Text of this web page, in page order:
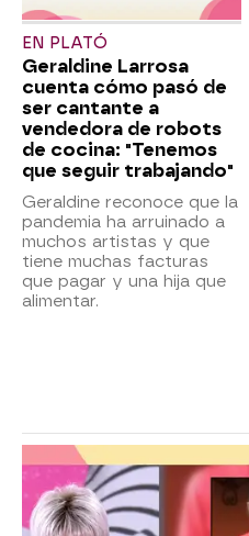
EN PLATÓ
Geraldine Larrosa
cuenta cómo pasó de
ser cantante a
vendedora de robots
de cocina: "Tenemos
que seguir trabajando"
Geraldine reconoce que la
pandemia ha arruinado a
muchos artistas y que
tiene muchas facturas
que pagar y una hija que
alimentar.